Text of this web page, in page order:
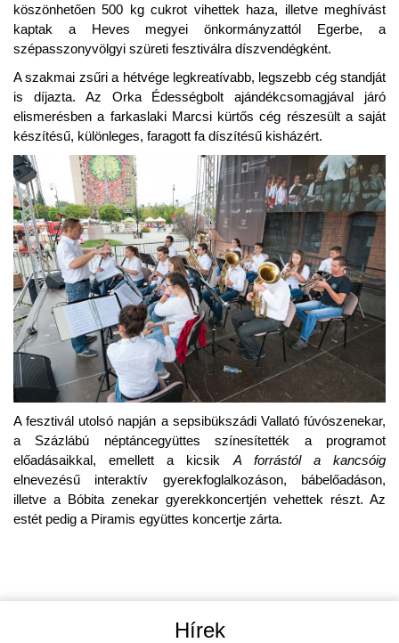
köszönhetően 500 kg cukrot vihettek haza, illetve meghívást
kaptak a Heves megyei önkormányzattól Egerbe, a
szépasszonyvölgyi szüreti fesztiválra díszvendégként.
A szakmai zsűri a hétvége legkreatívabb, legszebb cég standját
is díjazta. Az Orka Édességbolt ajándékcsomagjával járó
elismerésben a farkaslaki Marcsi kürtős cég részesült a saját
készítésű, különleges, faragott fa díszítésű kisházért.
A fesztivál utolsó napján a sepsibükszádi Vallató fúvószenekar,
a Százlábú néptáncegyüttes színesítették a programot
előadásaikkal, emellett a kicsik A forrástól a kancsóig
elnevezésű interaktív gyerekfoglalkozáson, bábelőadáson,
illetve a Bóbita zenekar gyerekkoncertjén vehettek részt. Az
estét pedig a Piramis együttes koncertje zárta.
Hírek